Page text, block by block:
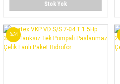
Stok Yok
%34